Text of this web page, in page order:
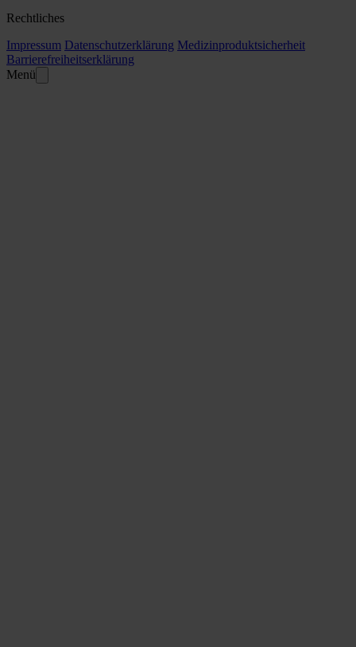
Rechtliches
Impressum Datenschutzerklärung Medizinproduktsicherheit
Barrierefreiheitserklärung
Menü